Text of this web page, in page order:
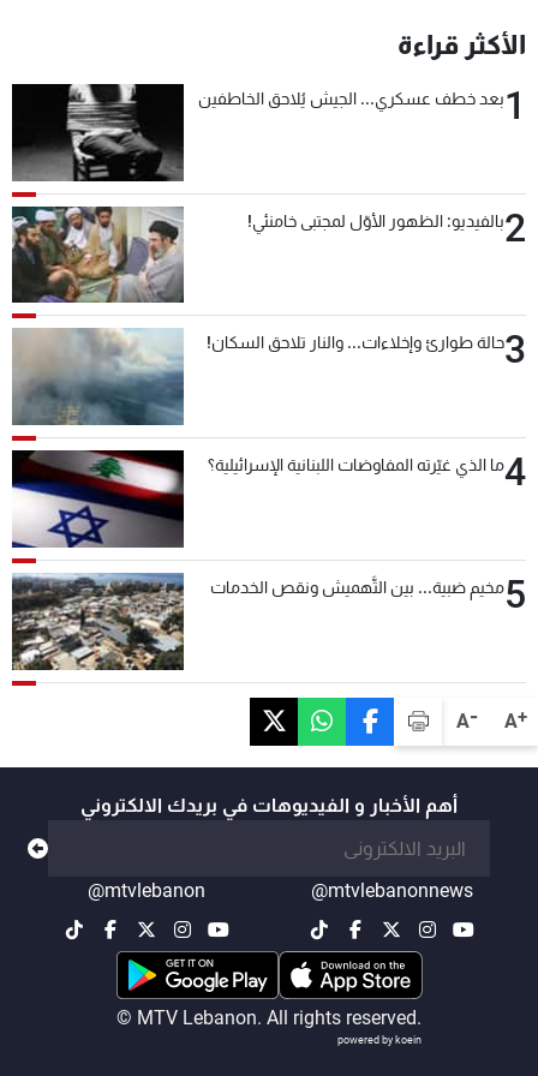
A+
A-
الأكثر قراءة
1بعد خطف عسكري... الجيش يُلاحق الخاطفين
2بالفيديو: الظهور الأوّل لمجتبى خامنئي!
3حالة طوارئ وإخلاءات... والنار تلاحق السكان!
4ما الذي غيّرته المفاوضات اللبنانية الإسرائيلية؟
5مخيم ضبية... بين التَّهميش ونقص الخدمات
أهم الأخبار و الفيديوهات في بريدك الالكتروني
@mtvlebanonnews
@mtvlebanon
© MTV Lebanon. All rights reserved.
powered by koein
شاهد البرامج
الترددات
شروط الإسـتخدام
سياسة الخصوصية